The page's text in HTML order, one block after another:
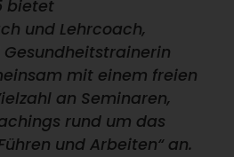
bietet
und Lehrcoach,
Gesundheitstrainerin
mit einem freien
an Seminaren,
rund um das
und Arbeiten“ an.